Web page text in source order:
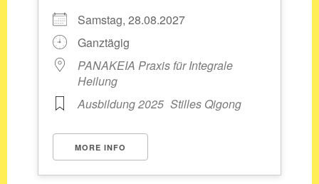
Samstag, 28.08.2027
Ganztägig
PANAKEIA Praxis für Integrale
Heilung
Ausbildung 2025 Stilles Qigong
MORE INFO